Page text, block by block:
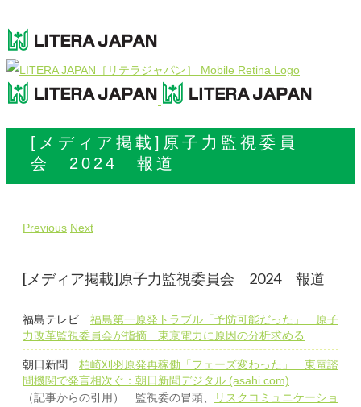
[メディア掲載]原子力監視委員
会 2024 報道
Previous Next
[メディア掲載]原子力監視委員会 2024 報道
福島テレビ 福島第一原発トラブル「予防可能だった」 原子
力改革監視委員会が指摘 東京電力に原因の分析求める
朝日新聞 柏崎刈羽原発再稼働「フェーズ変わった」 東電諮
問機関で発言相次ぐ：朝日新聞デジタル (asahi.com)
（記事からの引用） 監視委の冒頭、
リスクコミュニケーショ